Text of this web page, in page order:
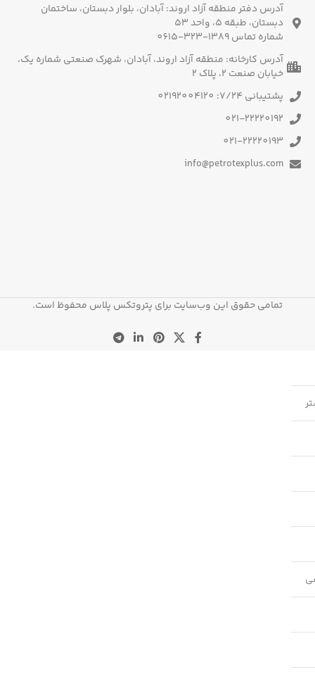
آدرس دفتر منطقه آزاد اروند: آبادان، بلوار دبستان، ساختمان
دبستان، طبقه 5، واحد 53
شماره تماس 1389-323-0615
آدرس کارخانه: منطقه آزاد اروند، آبادان، شهرک صنعتی شماره یک،
خیابان صنعت 2، پلاک 2
پشتیبانی 7/24: 02192004120
021-22220192
021-22220193
info@petrotexplus.com
تمامی حقوق این وب‌سایت برای پتروتکس پلاس محفوظ است.